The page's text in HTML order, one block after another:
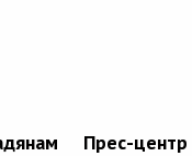
Прес-центр